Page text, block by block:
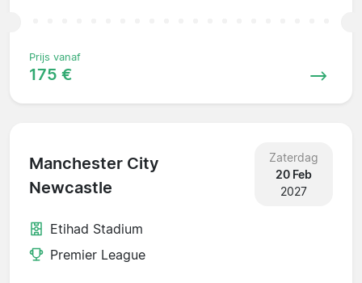
Prijs vanaf
175 €
Manchester City
Newcastle
Zaterdag
20 Feb
2027
Etihad Stadium
Premier League